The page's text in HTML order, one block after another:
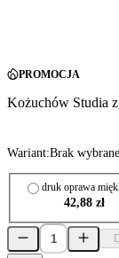
PROMOCJA
Kożuchów Studia
Wariant:Brak
druk oprawa
42,88 zł